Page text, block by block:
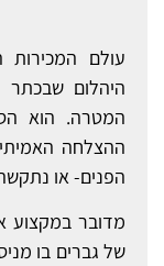
המטרה. הוא
ההצלחה
הפנים- או
מדובר במקצוע
של גברים בו